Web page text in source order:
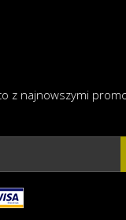
z najnowszymi